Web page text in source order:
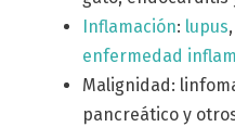
Inflamación: lupus,
enfermedad
Malignidad:
pancreático y